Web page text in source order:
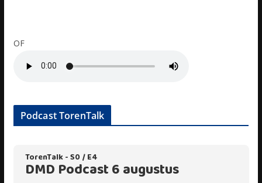
OF
Podcast TorenTalk